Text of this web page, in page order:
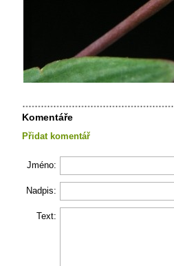
Komentáře
Přidat komentář
Jméno:
Nadpis:
Text: